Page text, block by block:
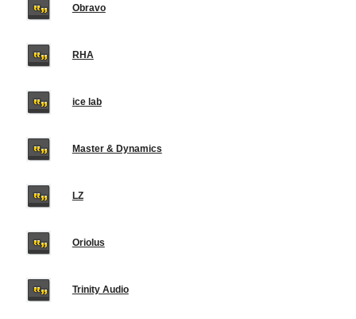
Obravo
RHA
ice lab
Master & Dynamics
LZ
Oriolus
Trinity Audio